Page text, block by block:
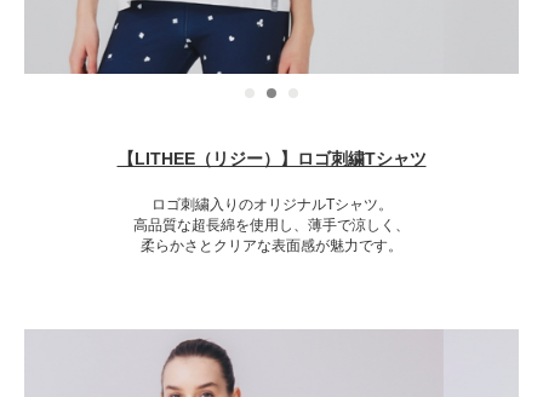
【LITHEE（リジー）】ロゴ刺繍Tシャツ
ロゴ刺繍入りのオリジナルTシャツ。
高品質な超長綿を使用し、薄手で涼しく、
柔らかさとクリアな表面感が魅力です。